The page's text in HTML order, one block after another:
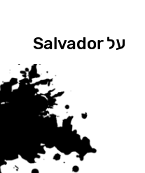
על Salvador